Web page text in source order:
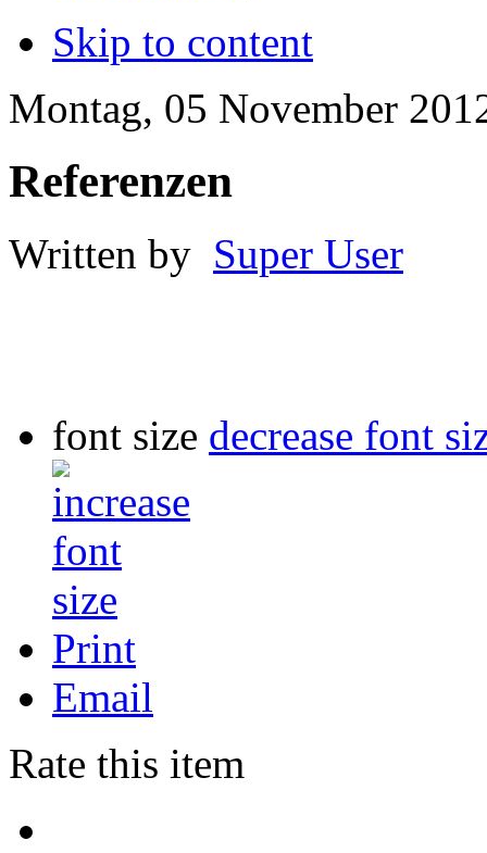
Skip to content
Montag, 05 November
Referenzen
Written by Super User
font size decrease font
Print
Email
Rate this item